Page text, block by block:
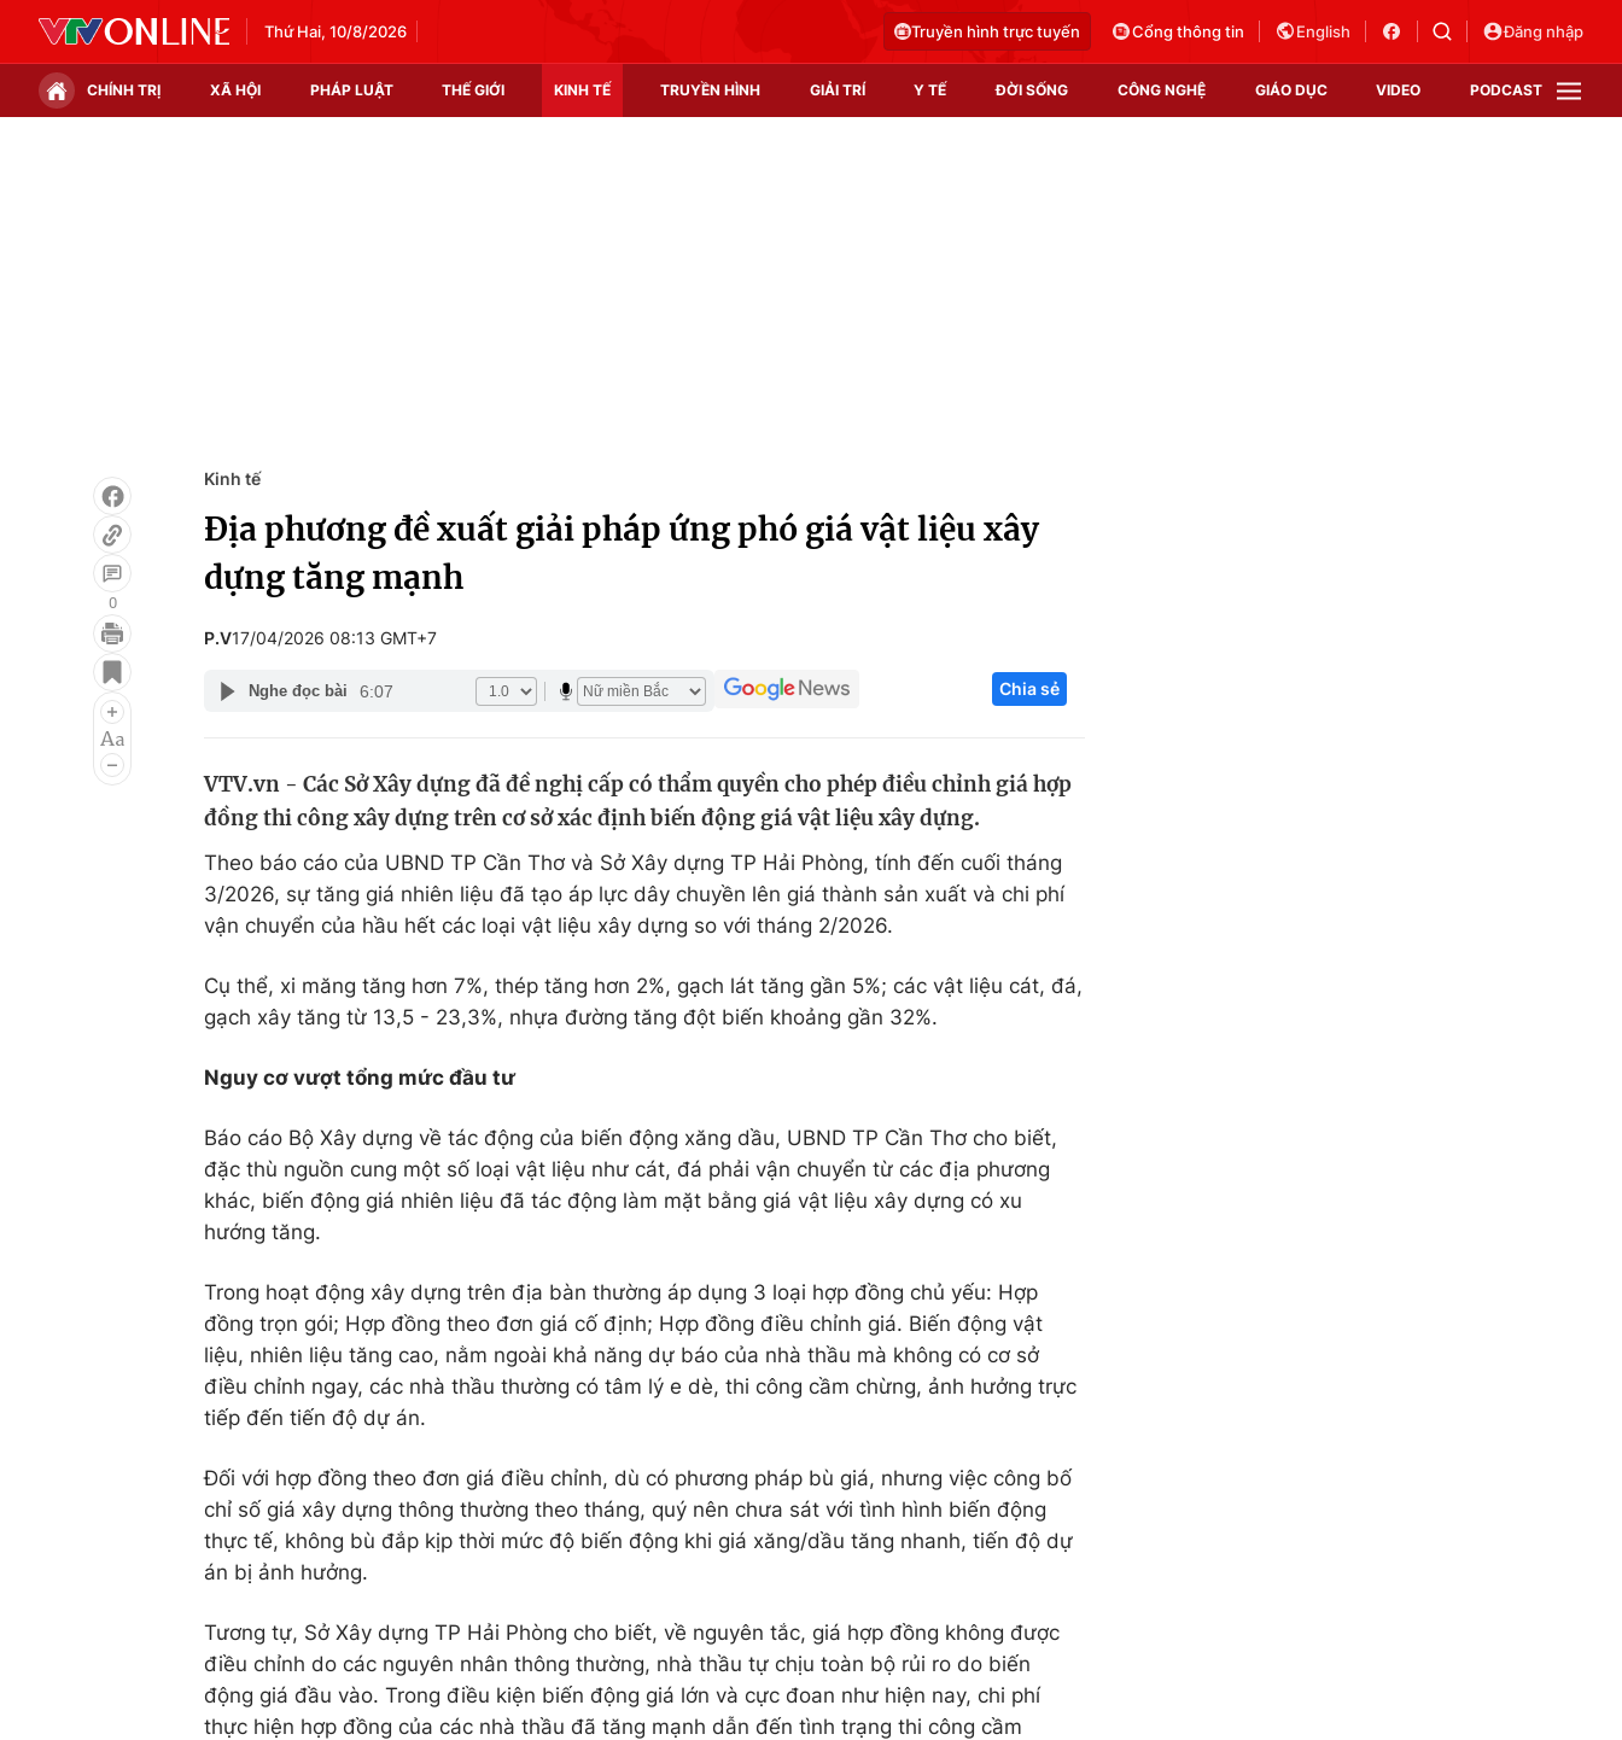
Thứ Hai, 10/8/2026 Truyền hình trực tuyến Cổng thông tin English Đăng nhập
CHÍNH TRỊ XÃ HỘI PHÁP LUẬT THẾ GIỚI KINH TẾ TRUYỀN HÌNH GIẢI TRÍ Y TẾ ĐỜI SỐNG CÔNG NGHỆ GIÁO DỤC VIDEO PODCAST
Infographic
Điện ảnh
Âm nhạc
Du lịch
Chất lượng cuộc sống
Tuyển sinh
Hitech Công nghệ tương lai
Thị trường
0
Kinh tế
Địa phương đề xuất giải pháp ứng phó giá vật liệu xây
dựng tăng mạnh
P.V17/04/2026 08:13 GMT+7
Nghe đọc bài 6:07 Chia sẻ
VTV.vn - Các Sở Xây dựng đã đề nghị cấp có thẩm quyền cho phép điều chỉnh giá hợp
đồng thi công xây dựng trên cơ sở xác định biến động giá vật liệu xây dựng.
Theo báo cáo của UBND TP Cần Thơ và Sở Xây dựng TP Hải Phòng, tính đến cuối tháng
3/2026, sự tăng giá nhiên liệu đã tạo áp lực dây chuyền lên giá thành sản xuất và chi phí
vận chuyển của hầu hết các loại vật liệu xây dựng so với tháng 2/2026.
Cụ thể, xi măng tăng hơn 7%, thép tăng hơn 2%, gạch lát tăng gần 5%; các vật liệu cát, đá,
gạch xây tăng từ 13,5 - 23,3%, nhựa đường tăng đột biến khoảng gần 32%.
Nguy cơ vượt tổng mức đầu tư
Báo cáo Bộ Xây dựng về tác động của biến động xăng dầu, UBND TP Cần Thơ cho biết,
đặc thù nguồn cung một số loại vật liệu như cát, đá phải vận chuyển từ các địa phương
khác, biến động giá nhiên liệu đã tác động làm mặt bằng giá vật liệu xây dựng có xu
hướng tăng.
Trong hoạt động xây dựng trên địa bàn thường áp dụng 3 loại hợp đồng chủ yếu: Hợp
đồng trọn gói; Hợp đồng theo đơn giá cố định; Hợp đồng điều chỉnh giá. Biến động vật
liệu, nhiên liệu tăng cao, nằm ngoài khả năng dự báo của nhà thầu mà không có cơ sở
điều chỉnh ngay, các nhà thầu thường có tâm lý e dè, thi công cầm chừng, ảnh hưởng trực
tiếp đến tiến độ dự án.
Đối với hợp đồng theo đơn giá điều chỉnh, dù có phương pháp bù giá, nhưng việc công bố
chỉ số giá xây dựng thông thường theo tháng, quý nên chưa sát với tình hình biến động
thực tế, không bù đắp kịp thời mức độ biến động khi giá xăng/dầu tăng nhanh, tiến độ dự
án bị ảnh hưởng.
Tương tự, Sở Xây dựng TP Hải Phòng cho biết, về nguyên tắc, giá hợp đồng không được
điều chỉnh do các nguyên nhân thông thường, nhà thầu tự chịu toàn bộ rủi ro do biến
động giá đầu vào. Trong điều kiện biến động giá lớn và cực đoan như hiện nay, chi phí
thực hiện hợp đồng của các nhà thầu đã tăng mạnh dẫn đến tình trạng thi công cầm